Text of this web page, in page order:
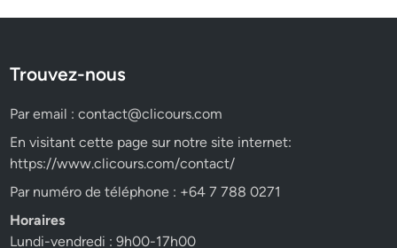
Trouvez-nous
Par email :contact@clicours.com
En visitant cette page sur notre site internet:
https://www.clicours.com/contact/
Par numéro de téléphone : +64 7 788 0271
Horaires
Lundi-vendredi : 9h00-17h00